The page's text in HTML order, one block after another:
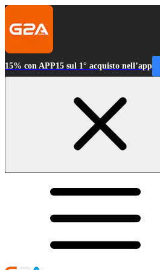
15% con APP15 sul 1° acquisto nell’app